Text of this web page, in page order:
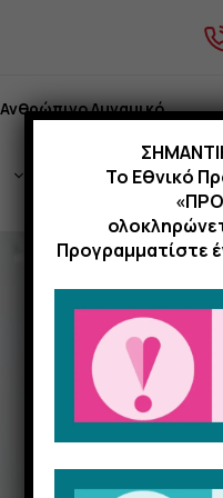
Ανθρώπινο Δυναμικό
Το Εθνικό
Προγραμματίστε